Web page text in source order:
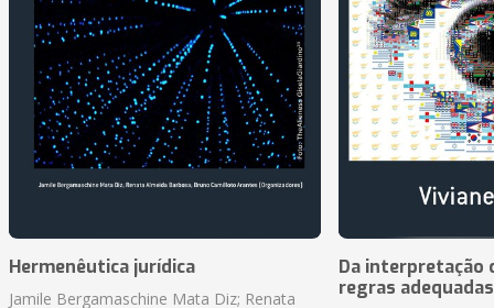
Hermenêutica jurídica
Jamile Bergamaschine Mata Diz; Renata
Da interpretação
regras